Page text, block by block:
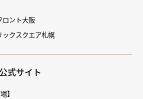
ロント大阪
ックスクエア札幌
式サイト
】